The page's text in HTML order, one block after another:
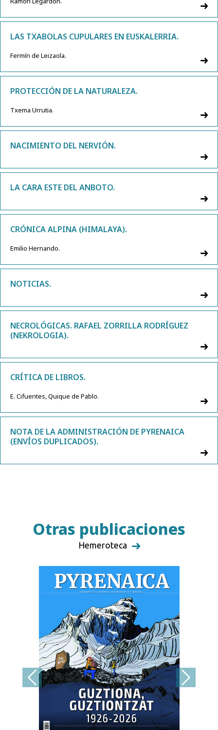
LAS TXABOLAS CUPULARES EN EUSKALERRIA.
Fermín de Leizaola.
PROTECCIÓN DE LA NATURALEZA.
Txema Urrutia.
NACIMIENTO DEL NERVIÓN.
LA CARA ESTE DEL ANBOTO.
CRÓNICA ALPINA (HIMALAYA).
Emilio Hernando.
NOTICIAS.
NECROLÓGICAS. RAFAEL ZORRILLA RODRÍGUEZ
(NEKROLOGIA).
CRÍTICA DE LIBROS.
E. Cifuentes, Quique de Pablo.
NOTA DE LA ADMINISTRACIÓN DE PYRENAICA
(ENVÍOS DUPLICADOS).
Otras publicaciones
Hemeroteca